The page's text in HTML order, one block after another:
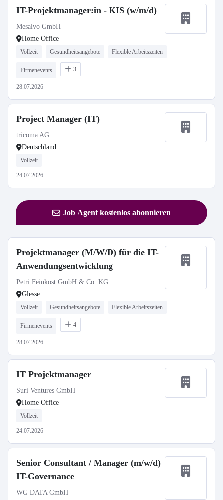
IT-Projektmanager:in - KIS (w/m/d)
Mesalvo GmbH
Home Office
Vollzeit Gesundheitsangebote Flexible Arbeitszeiten
Firmenevents 3
28.07.2026
Project Manager (IT)
tricoma AG
Deutschland
Vollzeit
24.07.2026
Job Agent kostenlos abonnieren
Projektmanager (M/W/D) für die IT-
Anwendungsentwicklung
Petri Feinkost GmbH & Co. KG
Glesse
Vollzeit Gesundheitsangebote Flexible Arbeitszeiten
Firmenevents 4
28.07.2026
IT Projektmanager
Suri Ventures GmbH
Home Office
Vollzeit
24.07.2026
Senior Consultant / Manager (m/w/d)
IT-Governance
WG DATA GmbH